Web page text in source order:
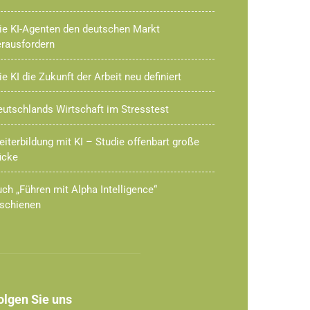
KI-Agenten den deutschen Markt
KI die Zukunft der Arbeit neu definiert
Wirtschaft im Stresstest
mit KI – Studie offenbart große
„Führen mit Alpha Intelligence“
Sie uns